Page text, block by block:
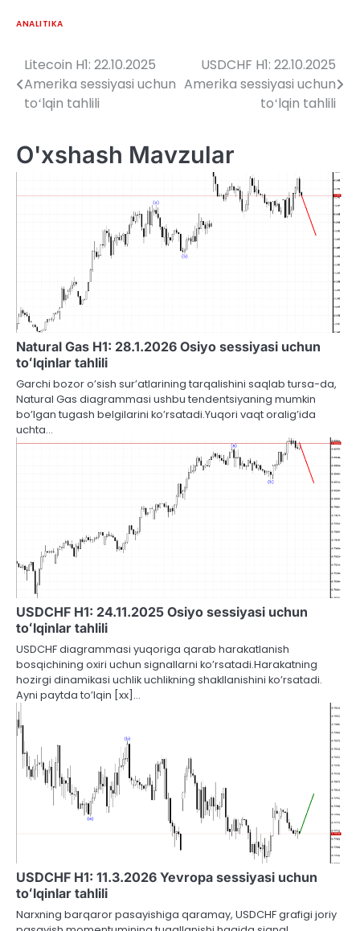
ANALITIKA
Post
menyusi
Litecoin H1: 22.10.2025
Amerika sessiyasi uchun
toʻlqin tahlili
USDCHF H1: 22.10.2025
Amerika sessiyasi uchun
toʻlqin tahlili
O'xshash Mavzular
Natural Gas H1: 28.1.2026 Osiyo sessiyasi uchun
toʻlqinlar tahlili
Garchi bozor o’sish sur’atlarining tarqalishini saqlab tursa-da,
Natural Gas diagrammasi ushbu tendentsiyaning mumkin
bo’lgan tugash belgilarini ko’rsatadi.Yuqori vaqt oralig’ida
uchta…
USDCHF H1: 24.11.2025 Osiyo sessiyasi uchun
toʻlqinlar tahlili
USDCHF diagrammasi yuqoriga qarab harakatlanish
bosqichining oxiri uchun signallarni ko’rsatadi.Harakatning
hozirgi dinamikasi uchlik uchlikning shakllanishini ko’rsatadi.
Ayni paytda to’lqin [xx]…
USDCHF H1: 11.3.2026 Yevropa sessiyasi uchun
toʻlqinlar tahlili
Narxning barqaror pasayishiga qaramay, USDCHF grafigi joriy